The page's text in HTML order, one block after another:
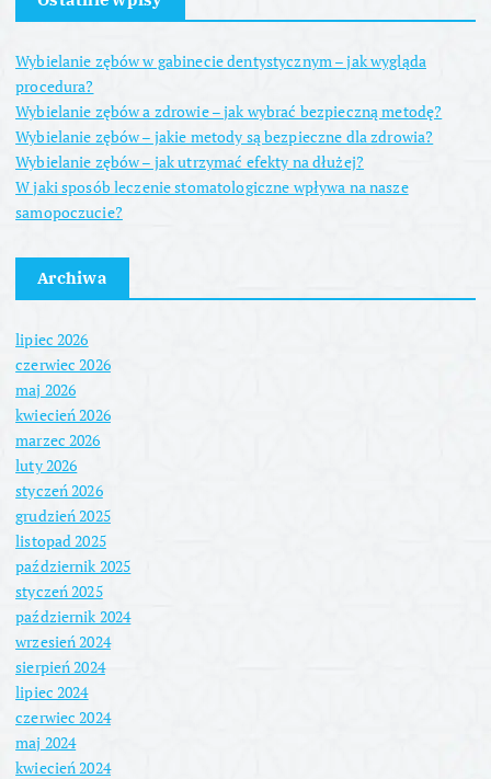
Wybielanie zębów w gabinecie dentystycznym – jak wygląda
procedura?
Wybielanie zębów a zdrowie – jak wybrać bezpieczną metodę?
Wybielanie zębów – jakie metody są bezpieczne dla zdrowia?
Wybielanie zębów – jak utrzymać efekty na dłużej?
W jaki sposób leczenie stomatologiczne wpływa na nasze
samopoczucie?
Archiwa
lipiec 2026
czerwiec 2026
maj 2026
kwiecień 2026
marzec 2026
luty 2026
styczeń 2026
grudzień 2025
listopad 2025
październik 2025
styczeń 2025
październik 2024
wrzesień 2024
sierpień 2024
lipiec 2024
czerwiec 2024
maj 2024
kwiecień 2024